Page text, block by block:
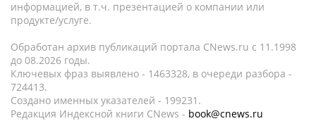
информацией, в т.ч. презентацией о компании или
продукте/услуге.
Обработан архив публикаций портала CNews.ru c 11.1998
до 08.2026 годы.
Ключевых фраз выявлено - 1463328, в очереди разбора -
724413.
Создано именных указателей - 199231.
Редакция Индексной книги CNews - book@cnews.ru